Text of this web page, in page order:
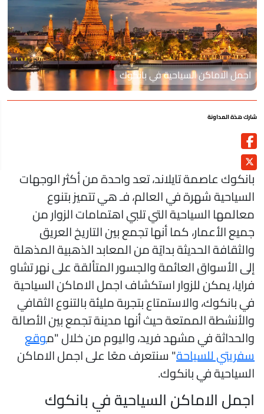
اجمل الاماكن السياحية في بانكوك
هذة المداونة
عاصمة تايلاند، تعد واحدة من أكثر الوجهات
شهرة في العالم، فـ هي تتميز بتنوع
السياحية التي تلبي اهتمامات الزوار من
الأعمار، كما أنها تجمع بين التاريخ العريق
الحديثة بدايًة من المعابد الذهبية المذهلة
الأسواق العائمة والجسور المتألقة على نهر تشاو
يمكن للزوار استكشاف اجمل الاماكن السياحية
بانكوك، والاستمتاع بتجربة مليئة بالتنوع الثقافي
الممتعة حيث أنها مدينة تجمع بين الأصالة
في مشهد فريد، واليوم من خلال "موقع
للسياحة" سنتعرف معًا على اجمل الاماكن
في بانكوك.
الاماكن السياحية في بانكوك